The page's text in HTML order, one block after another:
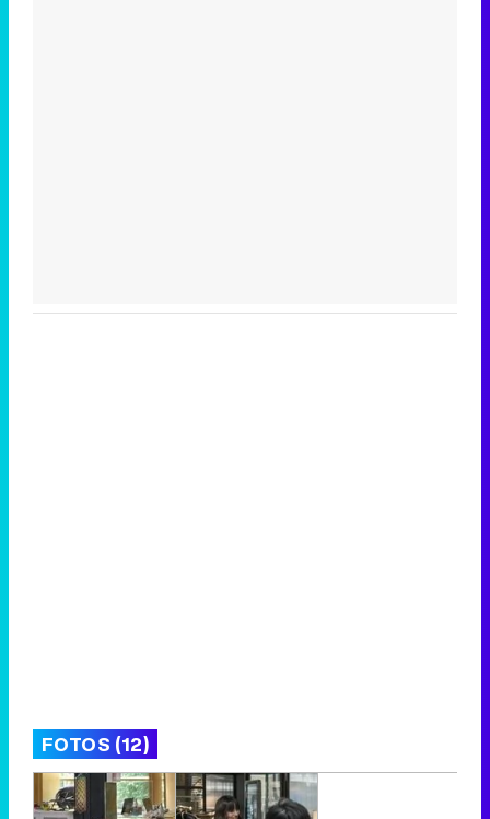
FOTOS (12)